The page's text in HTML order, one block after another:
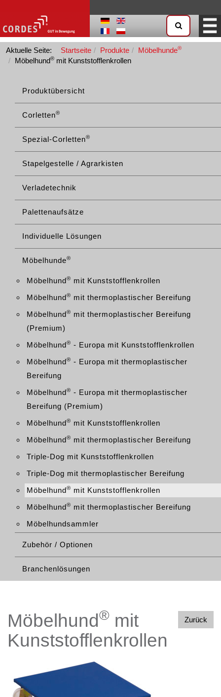
Aktuelle Seite: Startseite Produkte Möbelhunde®
Möbelhund® mit Kunststofflenkrollen
Produktübersicht
Corletten®
Spezial-Corletten®
Stapelgestelle / Agrarkisten
Verladetechnik
Palettenaufsätze
Individuelle Lösungen
Möbelhunde®
Möbelhund® mit Kunststofflenkrollen
Möbelhund® mit thermoplastischer Bereifung
Möbelhund® mit thermoplastischer Bereifung
(Premium)
Möbelhund® - Europa mit Kunststofflenkrollen
Möbelhund® - Europa mit thermoplastischer
Bereifung
Möbelhund® - Europa mit thermoplastischer
Bereifung (Premium)
Möbelhund® mit Kunststofflenkrollen
Möbelhund® mit thermoplastischer Bereifung
Triple-Dog mit Kunststofflenkrollen
Triple-Dog mit thermoplastischer Bereifung
Möbelhund® mit Kunststofflenkrollen
Möbelhund® mit thermoplastischer Bereifung
Möbelhundsammler
Zubehör / Optionen
Branchenlösungen
Zurück
Möbelhund® mit
Kunststofflenkrollen